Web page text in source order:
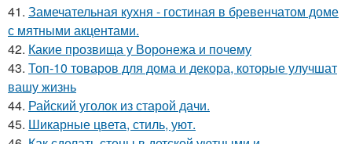
41. Замечательная кухня - гостиная в бревенчатом доме
с мятными акцентами.
42. Какие прозвища у Воронежа и почему
43. Топ-10 товаров для дома и декора, которые улучшат
вашу жизнь
44. Райский уголок из старой дачи.
45. Шикарные цвета, стиль, уют.